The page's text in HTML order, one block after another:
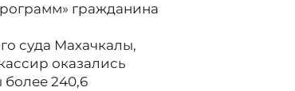
гражданина
суда Махачкалы,
оказались
240,6